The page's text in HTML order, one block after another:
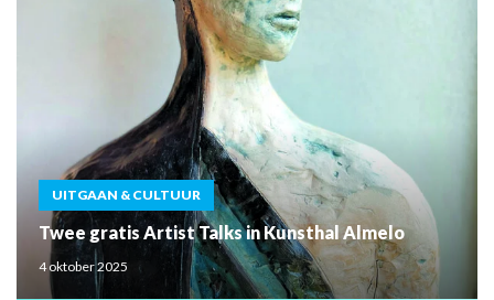
UITGAAN & CULTUUR
Twee gratis Artist Talks in Kunsthal Almelo
4 oktober 2025